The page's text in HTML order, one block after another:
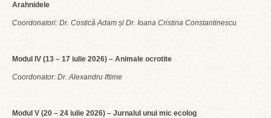
Arahnidele
Coordonatori: Dr. Costică Adam și Dr. Ioana Cristina Constantinescu
Modul IV (13 – 17 iulie 2026) – Animale ocrotite
Coordonator: Dr. Alexandru Iftime
Modul V (20 – 24 iulie 2026) – Jurnalul unui mic ecolog